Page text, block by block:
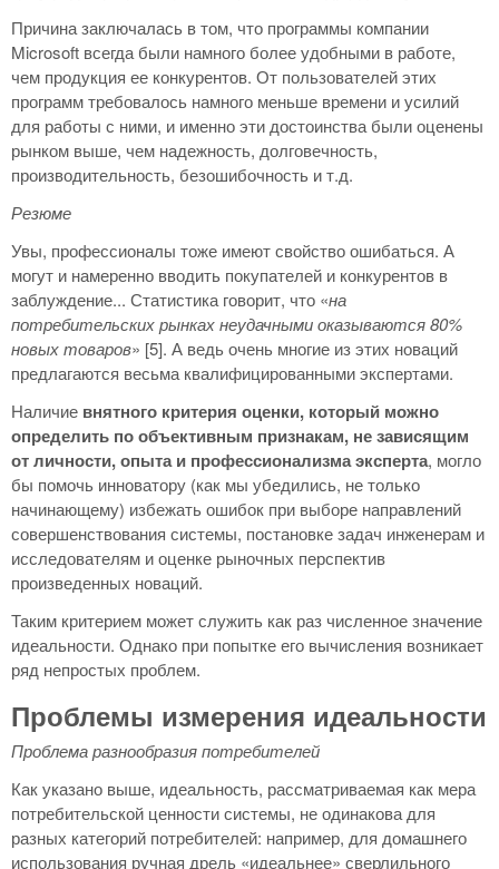
Причина заключалась в том, что программы компании
Microsoft всегда были намного более удобными в работе,
чем продукция ее конкурентов. От пользователей этих
программ требовалось намного меньше времени и усилий
для работы с ними, и именно эти достоинства были оценены
рынком выше, чем надежность, долговечность,
производительность, безошибочность и т.д.
Резюме
Увы, профессионалы тоже имеют свойство ошибаться. А
могут и намеренно вводить покупателей и конкурентов в
заблуждение... Статистика говорит, что «на
потребительских рынках неудачными оказываются 80%
новых товаров» [5]. А ведь очень многие из этих новаций
предлагаются весьма квалифицированными экспертами.
Наличие внятного критерия оценки, который можно
определить по объективным признакам, не зависящим
от личности, опыта и профессионализма эксперта, могло
бы помочь инноватору (как мы убедились, не только
начинающему) избежать ошибок при выборе направлений
совершенствования системы, постановке задач инженерам и
исследователям и оценке рыночных перспектив
произведенных новаций.
Таким критерием может служить как раз численное значение
идеальности. Однако при попытке его вычисления возникает
ряд непростых проблем.
Проблемы измерения идеальности
Проблема разнообразия потребителей
Как указано выше, идеальность, рассматриваемая как мера
потребительской ценности системы, не одинакова для
разных категорий потребителей: например, для домашнего
использования ручная дрель «идеальнее» сверлильного